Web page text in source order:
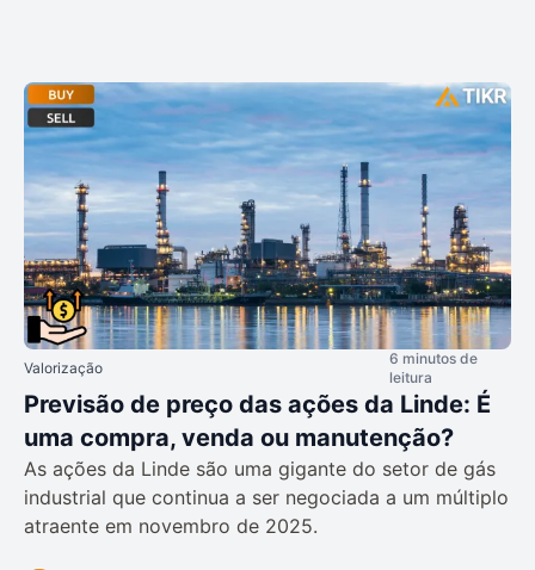
Valorização
6 minutos de
leitura
Previsão de preço das ações da Linde: É
uma compra, venda ou manutenção?
As ações da Linde são uma gigante do setor de gás
industrial que continua a ser negociada a um múltiplo
atraente em novembro de 2025.